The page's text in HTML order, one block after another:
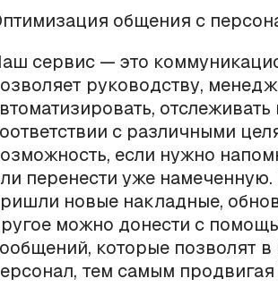
общения с
сервис — это
руководству,
с различными
если нужно
перенести уже
новые накладные,
можно донести с
которые позволят в
тем самым